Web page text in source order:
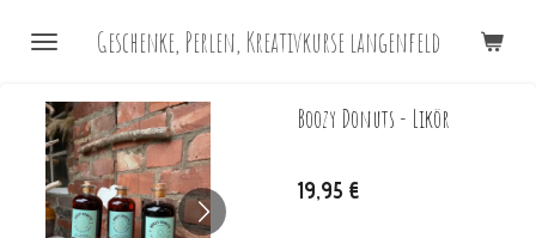
HauptinhaltGeschenke, Perlen, Kreativkurse langenfeld
Boozy Donuts - Likör
19,95 €